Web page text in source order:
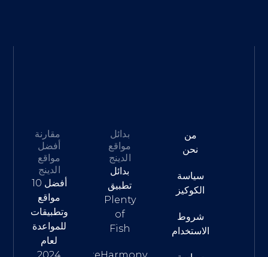
من
نحن
سياسة
الكوكيز
شروط
الاستخدام
بدائل
مواقع
الدينج
بدائل
تطبيق
Plenty
of
Fish
مقارنة
أفضل
مواقع
الدينج
أفضل 10
مواقع
وتطبيقات
للمواعدة
لعام